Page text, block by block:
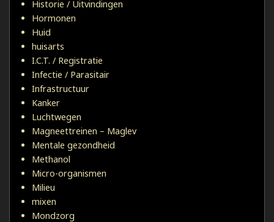
Historie / Uitvindingen
Hormonen
Huid
huisarts
I.C.T. / Registratie
Infectie / Parasitair
Infrastructuur
Kanker
Luchtwegen
Magneettreinen – Maglev
Mentale gezondheid
Methanol
Micro-organismen
Milieu
mixen
Mondzorg